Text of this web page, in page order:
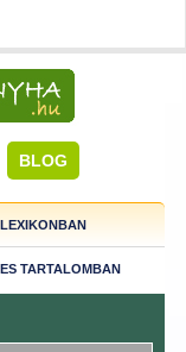
BLOG
LEXIKONBAN
TARTALOMBAN